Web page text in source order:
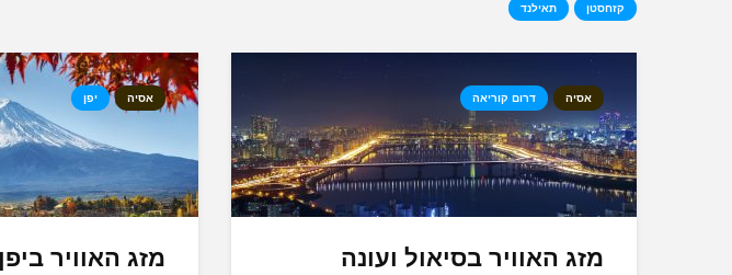
קזחסטן תאילנד
אסיה דרום קוריאה
מזג האוויר בסיאול ועונה
אסיה יפן
מזג האוויר